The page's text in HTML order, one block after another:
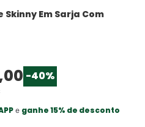
Em Sarja Com
,00 -40%
e ganhe 15% de desconto